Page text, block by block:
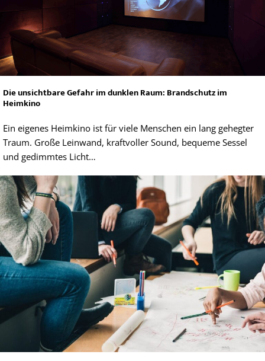
Die unsichtbare Gefahr im dunklen Raum: Brandschutz im
Heimkino
Ein eigenes Heimkino ist für viele Menschen ein lang gehegter
Traum. Große Leinwand, kraftvoller Sound, bequeme Sessel
und gedimmtes Licht…